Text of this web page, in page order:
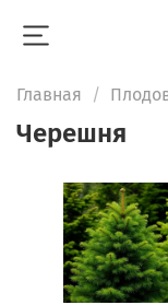
Главная
Черешня